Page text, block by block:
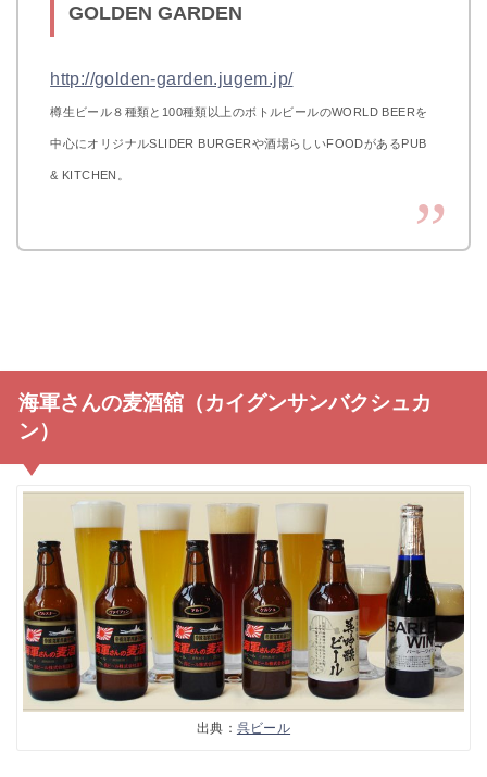
GOLDEN GARDEN
http://golden-garden.jugem.jp/
樽生ビール８種類と100種類以上のボトルビールのWORLD BEERを
中心にオリジナルSLIDER BURGERや酒場らしいFOODがあるPUB
& KITCHEN。
海軍さんの麦酒舘（カイグンサンバクシュカ
ン）
出典： 呉ビール